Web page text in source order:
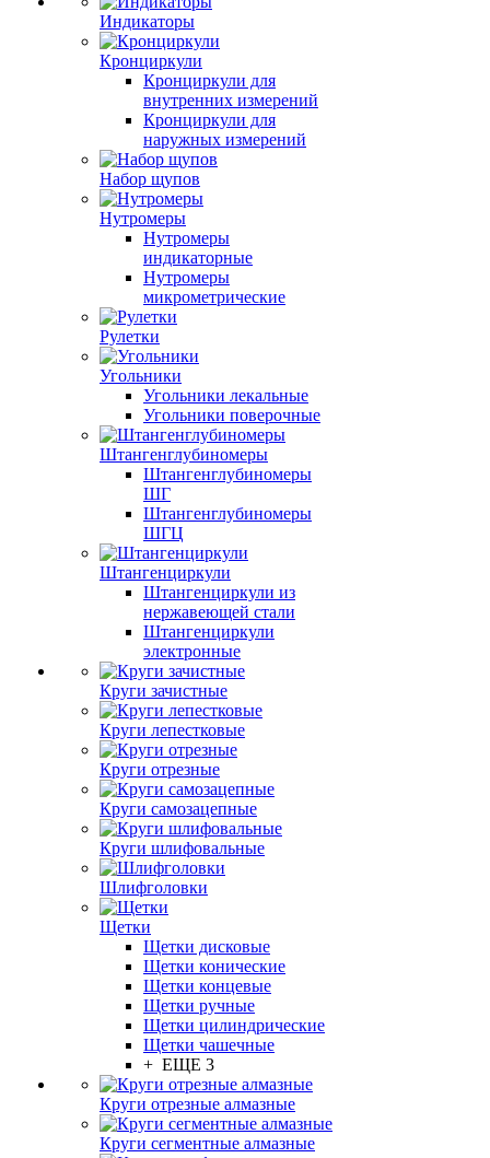
Индикаторы
Кронциркули
Кронциркули для
внутренних измерений
Кронциркули для
наружных измерений
Набор щупов
Нутромеры
Нутромеры
индикаторные
Нутромеры
микрометрические
Рулетки
Угольники
Угольники лекальные
Угольники поверочные
Штангенглубиномеры
Штангенглубиномеры
ШГ
Штангенглубиномеры
ШГЦ
Штангенциркули
Штангенциркули из
нержавеющей стали
Штангенциркули
электронные
Круги зачистные
Круги лепестковые
Круги отрезные
Круги самозацепные
Круги шлифовальные
Шлифголовки
Щетки
Щетки дисковые
Щетки конические
Щетки концевые
Щетки ручные
Щетки цилиндрические
Щетки чашечные
+ ЕЩЕ 3
Круги отрезные алмазные
Круги сегментные алмазные